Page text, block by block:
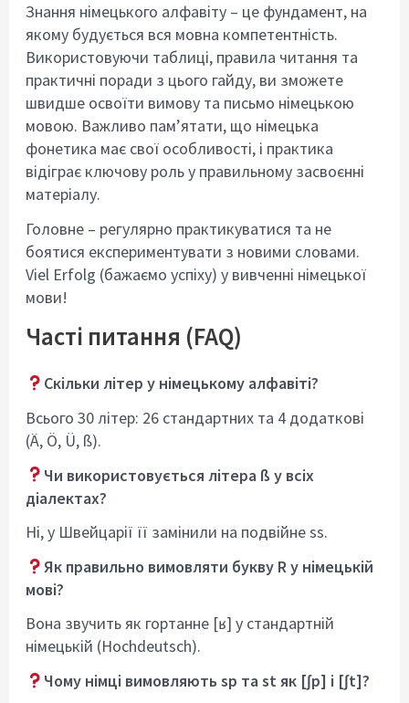
Знання німецького алфавіту – це фундамент, на
якому будується вся мовна компетентність.
Використовуючи таблиці, правила читання та
практичні поради з цього гайду, ви зможете
швидше освоїти вимову та письмо німецькою
мовою. Важливо пам’ятати, що німецька
фонетика має свої особливості, і практика
відіграє ключову роль у правильному засвоєнні
матеріалу.
Головне – регулярно практикуватися та не
боятися експериментувати з новими словами.
Viel Erfolg (бажаємо успіху) у вивченні німецької
мови!
Часті питання (FAQ)
Скільки літер у німецькому алфавіті?
Всього 30 літер: 26 стандартних та 4 додаткові
(Ä, Ö, Ü, ß).
Чи використовується літера ß у всіх
діалектах?
Ні, у Швейцарії її замінили на подвійне ss.
Як правильно вимовляти букву R у німецькій
мові?
Вона звучить як гортанне [ʁ] у стандартній
німецькій (Hochdeutsch).
Чому німці вимовляють sp та st як [ʃp] і [ʃt]?